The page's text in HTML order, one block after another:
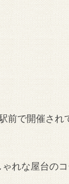
前で開催さ
れな屋台の